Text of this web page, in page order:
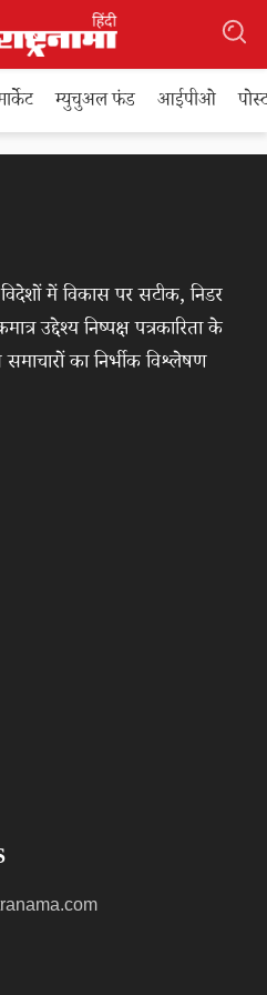
म्युचुअल फंड आईपीओ
में विकास पर सटीक, निडर
उद्देश्य निष्पक्ष पत्रकारिता के
का निर्भीक विश्लेषण